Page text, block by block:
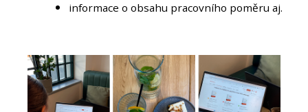
informace o obsahu pracovního poměru aj.